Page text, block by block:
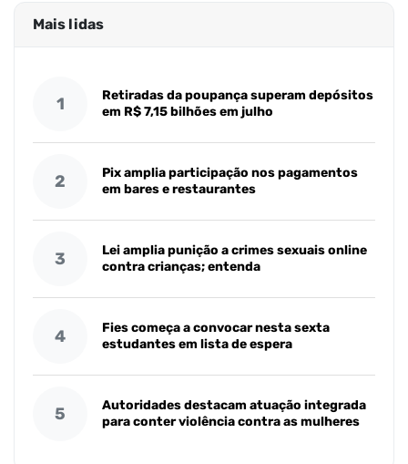
Mais lidas
1
Retiradas da poupança superam depósitos
em R$ 7,15 bilhões em julho
2
Pix amplia participação nos pagamentos
em bares e restaurantes
3
Lei amplia punição a crimes sexuais online
contra crianças; entenda
4
Fies começa a convocar nesta sexta
estudantes em lista de espera
5
Autoridades destacam atuação integrada
para conter violência contra as mulheres